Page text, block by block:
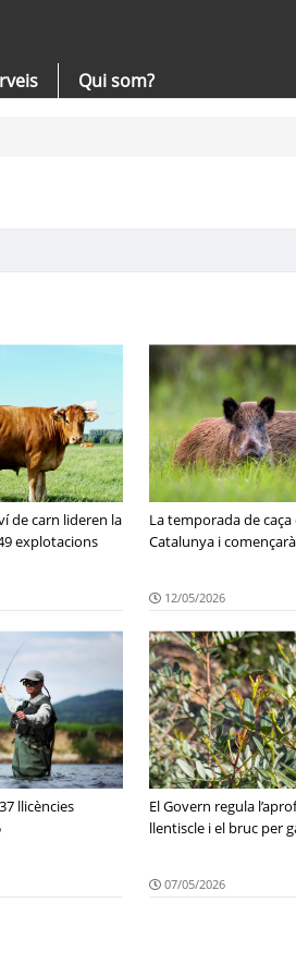
Qui som?
de carn lideren la
explotacions
La temporada de caça
Catalunya i
12/05/2026
llicències
El Govern regula
llentiscle i el bruc per
07/05/2026